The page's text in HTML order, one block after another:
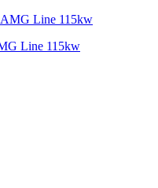
Line 115kw